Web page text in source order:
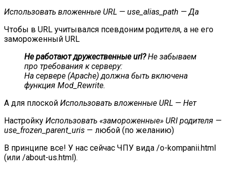
Использовать вложенные URL — use_alias_path — Да
Чтобы в URL учитывался псевдоним родителя, а не его
замороженный URL
Не работают дружественные url?Не забываем
про требования к серверу:
На сервере (Apache) должна быть включена
функция Mod_Rewrite.
А для плоской Использовать вложенные URL — Нет
Настройку Использовать «замороженные» URI родителя —
use_frozen_parent_uris — любой (по желанию)
В принципе все! У нас сейчас ЧПУ вида /o-kompanii.html
(или /about-us.html).